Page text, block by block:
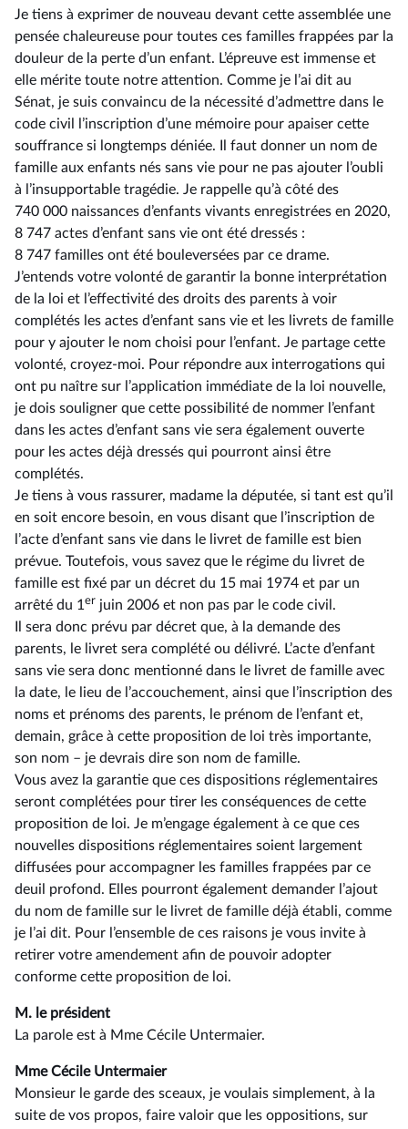
Je tiens à exprimer de nouveau devant cette assemblée une
pensée chaleureuse pour toutes ces familles frappées par la
douleur de la perte d’un enfant. L’épreuve est immense et
elle mérite toute notre attention. Comme je l’ai dit au
Sénat, je suis convaincu de la nécessité d’admettre dans le
code civil l’inscription d’une mémoire pour apaiser cette
souffrance si longtemps déniée. Il faut donner un nom de
famille aux enfants nés sans vie pour ne pas ajouter l’oubli
à l’insupportable tragédie. Je rappelle qu’à côté des
740 000 naissances d’enfants vivants enregistrées en 2020,
8 747 actes d’enfant sans vie ont été dressés :
8 747 familles ont été bouleversées par ce drame.
J’entends votre volonté de garantir la bonne interprétation
de la loi et l’effectivité des droits des parents à voir
complétés les actes d’enfant sans vie et les livrets de famille
pour y ajouter le nom choisi pour l’enfant. Je partage cette
volonté, croyez-moi. Pour répondre aux interrogations qui
ont pu naître sur l’application immédiate de la loi nouvelle,
je dois souligner que cette possibilité de nommer l’enfant
dans les actes d’enfant sans vie sera également ouverte
pour les actes déjà dressés qui pourront ainsi être
complétés.
Je tiens à vous rassurer, madame la députée, si tant est qu’il
en soit encore besoin, en vous disant que l’inscription de
l’acte d’enfant sans vie dans le livret de famille est bien
prévue. Toutefois, vous savez que le régime du livret de
famille est fixé par un décret du 15 mai 1974 et par un
arrêté du 1 er juin 2006 et non pas par le code civil.
Il sera donc prévu par décret que, à la demande des
parents, le livret sera complété ou délivré. L’acte d’enfant
sans vie sera donc mentionné dans le livret de famille avec
la date, le lieu de l’accouchement, ainsi que l’inscription des
noms et prénoms des parents, le prénom de l’enfant et,
demain, grâce à cette proposition de loi très importante,
son nom –⁠ je devrais dire son nom de famille.
Vous avez la garantie que ces dispositions réglementaires
seront complétées pour tirer les conséquences de cette
proposition de loi. Je m’engage également à ce que ces
nouvelles dispositions réglementaires soient largement
diffusées pour accompagner les familles frappées par ce
deuil profond. Elles pourront également demander l’ajout
du nom de famille sur le livret de famille déjà établi, comme
je l’ai dit. Pour l’ensemble de ces raisons je vous invite à
retirer votre amendement afin de pouvoir adopter
conforme cette proposition de loi.
M. le président
La parole est à Mme Cécile Untermaier.
Mme Cécile Untermaier
Monsieur le garde des sceaux, je voulais simplement, à la
suite de vos propos, faire valoir que les oppositions, sur